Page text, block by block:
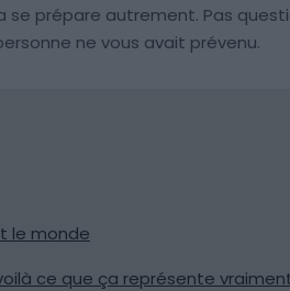
se prépare autrement. Pas
ne vous avait prévenu.
le monde
ce que ça représente